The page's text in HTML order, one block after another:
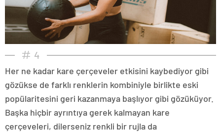
4
Her ne kadar kare çerçeveler etkisini kaybediyor gibi
gözükse de farklı renklerin kombiniyle birlikte eski
popülaritesini geri kazanmaya başlıyor gibi gözüküyor.
Başka hiçbir ayrıntıya gerek kalmayan kare
çerçeveleri, dilerseniz renkli bir rujla da